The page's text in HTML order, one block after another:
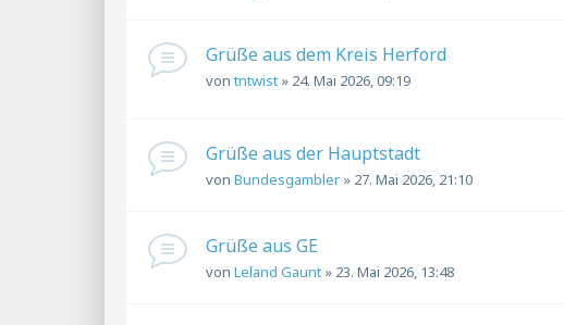
Grüße aus dem Kreis Herford
von tntwist » 24. Mai 2026, 09:19
Grüße aus der Hauptstadt
von Bundesgambler » 27. Mai 2026, 21:10
Grüße aus GE
von Leland Gaunt » 23. Mai 2026, 13:48